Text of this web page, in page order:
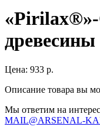
«Pirilax®»-
древесины
Цена: 933 р.
Описание товара вы
Мы ответим на
MAIL@ARSENAL-